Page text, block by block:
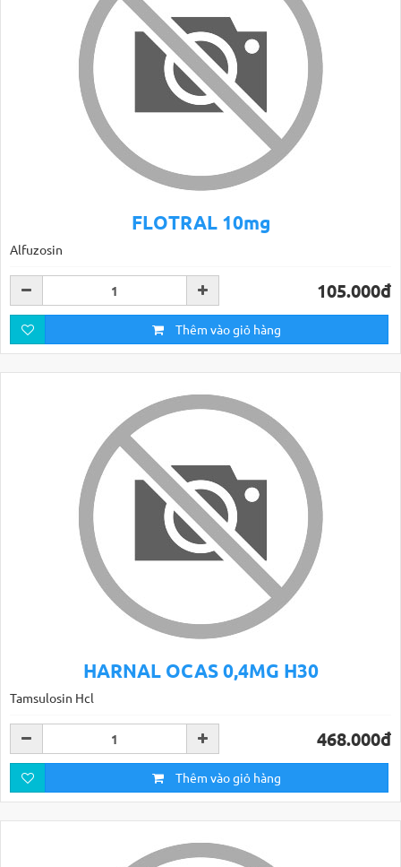
FLOTRAL 10mg
Alfuzosin
105.000đ
Thêm vào giỏ hàng
HARNAL OCAS 0,4MG H30
Tamsulosin Hcl
468.000đ
Thêm vào giỏ hàng